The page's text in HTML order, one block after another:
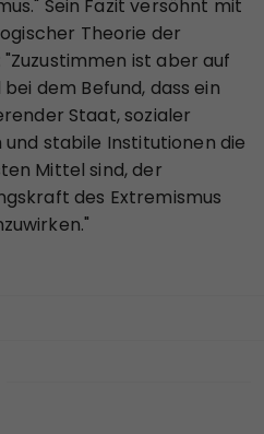
Sein Fazit versöhnt mit
Theorie der
"Zuzustimmen ist aber auf
bei dem Befund, dass ein
Staat, sozialer
und stabile Institutionen die
Mittel sind, der
des Extremismus